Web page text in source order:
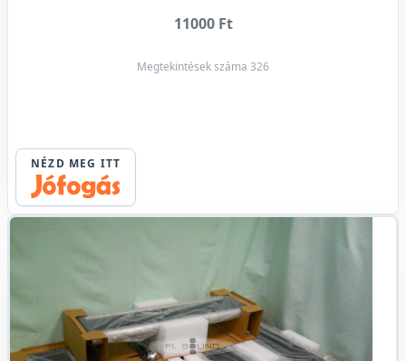
11000 Ft
Megtekintések száma 326
NÉZD MEG ITT